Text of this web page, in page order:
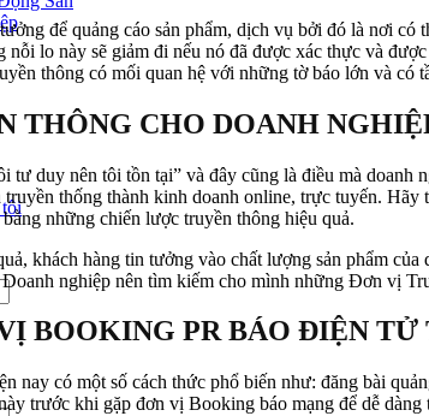
để quảng cáo sản phẩm, dịch vụ bởi đó là nơi
nỗi lo này sẽ giảm đi nếu nó đã được xác thực và
thông có mối quan hệ với những tờ báo lớn và có
THÔNG CHO DOANH
tư duy nên tôi tồn tại” và đây cũng là điều mà
thống thành kinh doanh online, trực tuyến.
những chiến lược truyền thông hiệu quả.
khách hàng tin tưởng vào chất lượng sản phẩm
nghiệp nên tìm kiếm cho mình những Đơn vị
BOOKING PR BÁO ĐIỆN TỬ
nay có một số cách thức phổ biến như: đăng bài
trước khi gặp đơn vị Booking báo mạng để dễ